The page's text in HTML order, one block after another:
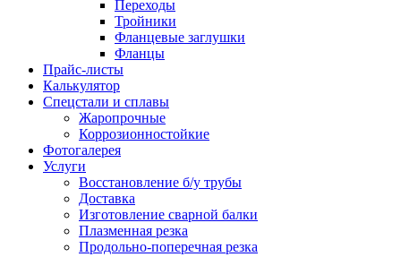
Переходы
Тройники
Фланцевые заглушки
Фланцы
Прайс-листы
Калькулятор
Спецстали и сплавы
Жаропрочные
Коррозионностойкие
Фотогалерея
Услуги
Восстановление б/у трубы
Доставка
Изготовление сварной балки
Плазменная резка
Продольно-поперечная резка